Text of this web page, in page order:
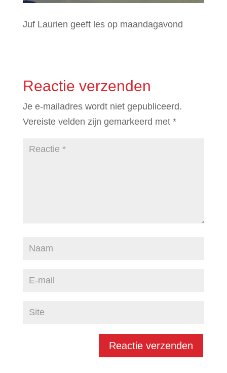
Juf Laurien geeft les op maandagavond
Reactie verzenden
Je e-mailadres wordt niet gepubliceerd.
Vereiste velden zijn gemarkeerd met *